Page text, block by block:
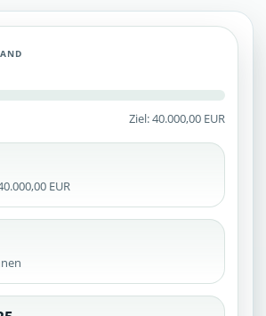
Ziel: 40.000,00 EUR
EUR